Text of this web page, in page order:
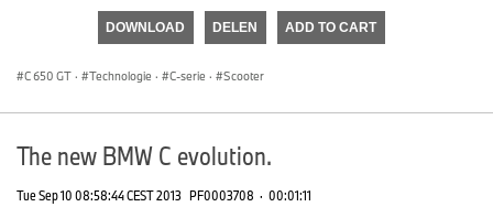
DOWNLOAD DELEN ADD TO CART
C 650 GT · Technologie · C-serie · Scooter
The new BMW C evolution.
Tue Sep 10 08:58:44 CEST 2013 PF0003708 · 00:01:11